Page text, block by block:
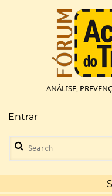
ANÁLISE,
Menu
de
conta
de
usuário
Entrar
Search